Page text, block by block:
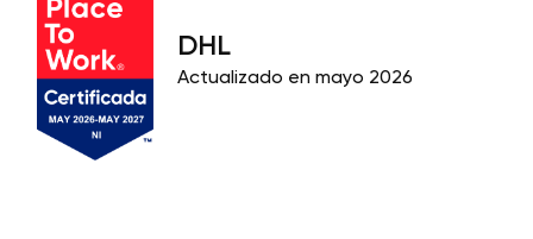
DHL
Actualizado en mayo 2026